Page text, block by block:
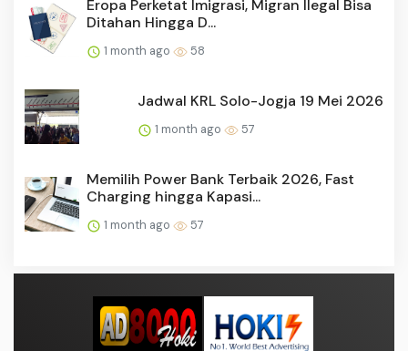
Eropa Perketat Imigrasi, Migran Ilegal Bisa
Ditahan Hingga D...
1 month ago 58
Jadwal KRL Solo-Jogja 19 Mei 2026
1 month ago 57
Memilih Power Bank Terbaik 2026, Fast
Charging hingga Kapasi...
1 month ago 57